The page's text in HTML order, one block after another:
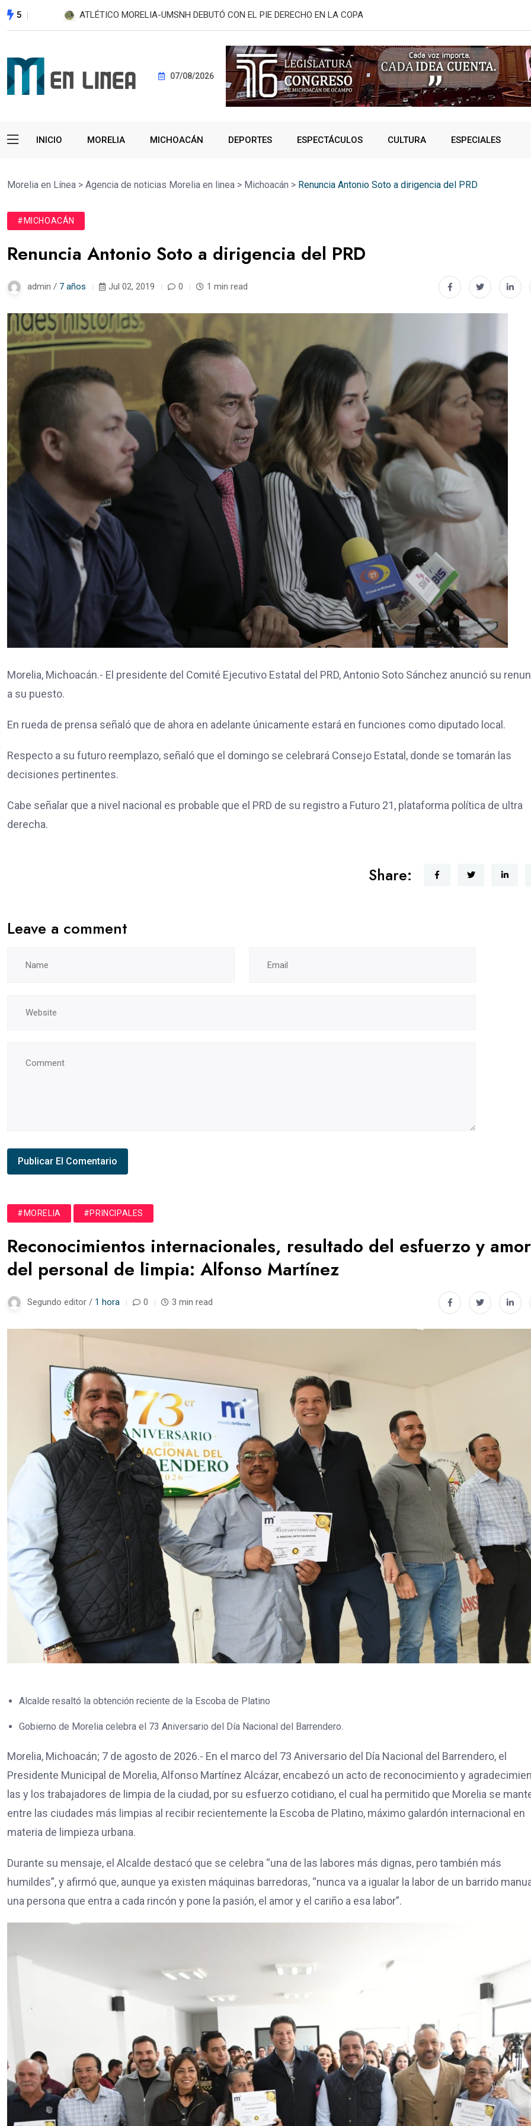
5 RINDE PROTESTA DIRECTORA DE LA PREPARATORIA “GRAL. LÁZARO CÁRDENAS”; YARABÍ
07/08/2026
INICIO MORELIA MICHOACÁN DEPORTES ESPECTÁCULOS CULTURA ESPECIALES
Morelia en Línea > Agencia de noticias Morelia en linea > Michoacán > Renuncia Antonio Soto a dirigencia del PRD
#MICHOACÁN
Renuncia Antonio Soto a dirigencia del PRD
admin / 7 años Jul 02, 2019 0 1 min read
Morelia, Michoacán.- El presidente del Comité Ejecutivo Estatal del PRD, Antonio Soto Sánchez anunció su
a su puesto.
En rueda de prensa señaló que de ahora en adelante únicamente estará en funciones como diputado local.
Respecto a su futuro reemplazo, señaló que el domingo se celebrará Consejo Estatal, donde se tomarán las
decisiones pertinentes.
Cabe señalar que a nivel nacional es probable que el PRD de su registro a Futuro 21, plataforma política de ultra
derecha.
Share:
Leave a comment
#MORELIA #PRINCIPALES
Reconocimientos internacionales, resultado del esfuerzo y amor
del personal de limpia: Alfonso Martínez
Segundo editor / 1 hora 0 3 min read
Alcalde resaltó la obtención reciente de la Escoba de Platino
Gobierno de Morelia celebra el 73 Aniversario del Día Nacional del Barrendero.
Morelia, Michoacán; 7 de agosto de 2026.- En el marco del 73 Aniversario del Día Nacional del Barrendero, el
Presidente Municipal de Morelia, Alfonso Martínez Alcázar, encabezó un acto de reconocimiento y
las y los trabajadores de limpia de la ciudad, por su esfuerzo cotidiano, el cual ha permitido que Morelia se
entre las ciudades más limpias al recibir recientemente la Escoba de Platino, máximo galardón internacional en
materia de limpieza urbana.
Durante su mensaje, el Alcalde destacó que se celebra “una de las labores más dignas, pero también más
humildes”, y afirmó que, aunque ya existen máquinas barredoras, “nunca va a igualar la labor de un barrido
una persona que entra a cada rincón y pone la pasión, el amor y el cariño a esa labor”.